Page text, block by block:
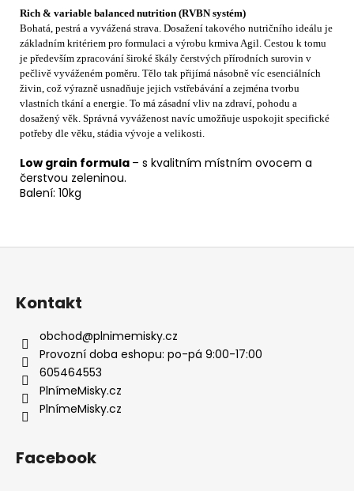
Rich & variable balanced nutrition (RVBN systém)
Bohatá, pestrá a vyvážená strava. Dosažení takového nutričního ideálu je
základním kritériem pro formulaci a výrobu krmiva Agil. Cestou k tomu
je především zpracování široké škály čerstvých přírodních surovin v
pečlivě vyváženém poměru. Tělo tak přijímá násobně víc esenciálních
živin, což výrazně usnadňuje jejich vstřebávání a zejména tvorbu
vlastních tkání a energie. To má zásadní vliv na zdraví, pohodu a
dosažený věk. Správná vyváženost navíc umožňuje uspokojit specifické
potřeby dle věku, stádia vývoje a velikosti.
Low grain formula – s kvalitním místním ovocem a
čerstvou zeleninou.
Balení: 10kg
Z
Kontakt
obchod@plnimemisky.cz
Provozní doba eshopu: po-pá 9:00-17:00
605464553
PlnímeMisky.cz
PlnímeMisky.cz
Facebook